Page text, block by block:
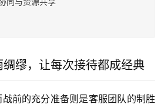
缪，让每次接待都成经典
战前的充分准备则是客服团队的制胜